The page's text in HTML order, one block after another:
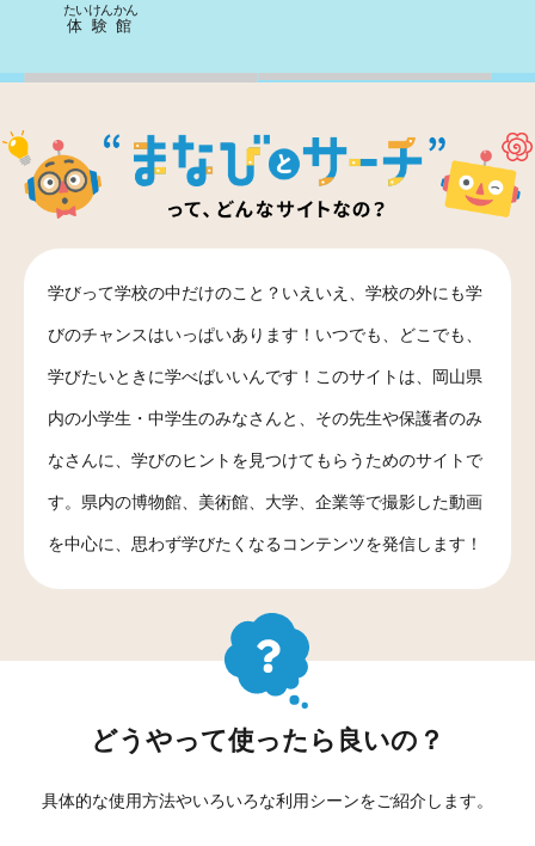
体験館
たいけんかん
学びって学校の中だけのこと？いえいえ、学校の外にも学
びのチャンスはいっぱいあります！いつでも、どこでも、
学びたいときに学べばいいんです！このサイトは、岡山県
内の小学生・中学生のみなさんと、その先生や保護者のみ
なさんに、学びのヒントを見つけてもらうためのサイトで
す。県内の博物館、美術館、大学、企業等で撮影した動画
を中心に、思わず学びたくなるコンテンツを発信します！
どうやって使ったら良いの？
具体的な使用方法やいろいろな利用シーンをご紹介します。